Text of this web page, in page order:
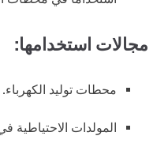
مجالات استخدامها:
محطات توليد الكهرباء.
المولدات الاحتياطية